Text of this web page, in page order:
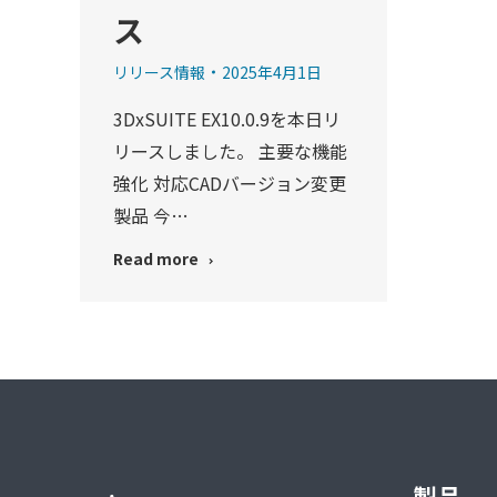
ス
リリース情報 2025年4月1日
3DxSUITE EX10.0.9を本日リ
リースしました。 主要な機能
強化 対応CADバージョン変更
製品 今…
Read more